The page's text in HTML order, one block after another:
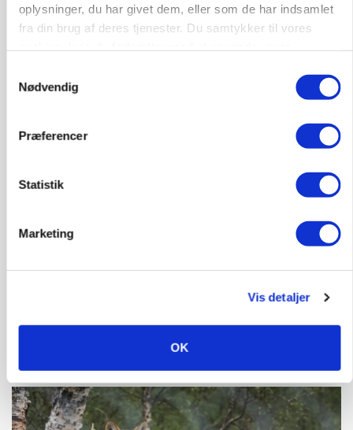
oplysninger, du har givet dem, eller som de har indsamlet
fra din brug af deres tjenester. Du samtykker til vores
Nødvendig
Præferencer
Statistik
Marketing
Vis detaljer
OK
PLANTER
Før såmaskinen kører: Her er efterårets største
skadedyrsrisici
Uændret notering: Spæde lyspunkter i fortsat